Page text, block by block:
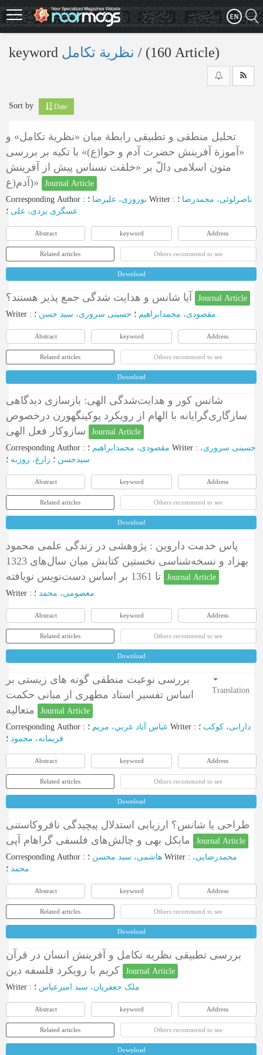
Skip
to
main
keyword ‎/ (160 Article)
Sort by Date
تحلیل منطقی و تطبیقی رابطة میان «نظریة تکامل» و
«آموزة آفرینش حضرت آدم و حوا(ع)» با تکیه بر بررسی
متون اسلامی دالّ بر «خلقت نسناس پیش‌ از آفرینش
آدم(ع)»
Journal Article
Corresponding Author : نوروزی، علیرضا Writer : ناصرلوئی، محمدرضا ؛
عسگری یزدی، علی ؛
Abstract keyword Address
Related articles Others recommend to see
Download
Journal Article
Writer : مقصودی، محمدابراهیم ؛ حسینی سروری، سید حسن ؛
Abstract keyword Address
Related articles Others recommend to see
Download
شانس کور و هدایت‌شدگی الهی: بازسازی دیدگاهی
سازگاری‌گرایانه با الهام از رویکرد پوکینگهورن درخصوص
Journal Article
Corresponding Author : مقصودی، محمدابراهیم Writer : حسینی سروری،
سیدحسن ؛ زارع، روزبه ؛
Abstract keyword Address
Related articles Others recommend to see
Download
پاس خدمت داروین : پژوهشی در زندگی علمی محمود
بهزاد و نسخه‌شناسی نخستین کتابش میان سال‌های 1323
Journal Article
Writer : معصومی، محمد ؛
Abstract keyword Address
Related articles Others recommend to see
Download
بررسی نوعیت منطقی گونه های زیستی بر
اساس تفسیر استاد مطهری از مبانی حکمت
Journal Article
Translation
Corresponding Author : عباس آباد عربي، مريم Writer : دارابی، کوکب ؛
فريمانه، محمود ؛
Abstract keyword Address
Related articles Others recommend to see
Download
طراحی یا شانس؟ ارزیابی استدلال پیچیدگی نافروکاستنی
Journal Article
Corresponding Author : هاشمی، سید محسن Writer : محمدرضایی،
محمد ؛
Abstract keyword Address
Related articles Others recommend to see
Download
بررسی تطبیقی نظریه تکامل و آفرینش انسان در قرآن
Journal Article
Writer : ملک جعفریان، سید امیرعباس ؛
Abstract keyword Address
Related articles Others recommend to see
Download